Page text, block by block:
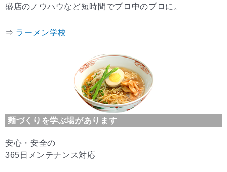
盛店のノウハウなど短時間でプロ中のプロに。
⇒ ラーメン学校
麺づくりを学ぶ場があります
安心・安全の
365日メンテナンス対応